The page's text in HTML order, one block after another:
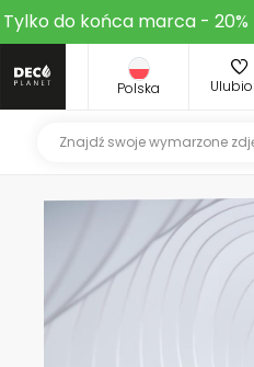
Tylko do końca marca -
Polska